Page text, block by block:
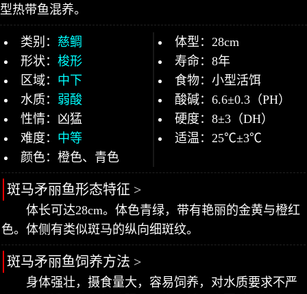
型热带鱼混养。
类别： 慈鲷
形状： 梭形
区域： 中下
水质： 弱酸
性情：凶猛
难度： 中等
颜色：橙色、青色
体型：28cm
寿命：8年
食物：小型活饵
酸碱：6.6±0.3（PH）
硬度：8±3（DH）
适温：25℃±3℃
斑马矛丽鱼形态特征 >
体长可达28cm。体色青绿，带有艳丽的金黄与橙红
色。体侧有类似斑马的纵向细斑纹。
斑马矛丽鱼饲养方法 >
身体强壮，摄食量大，容易饲养，对水质要求不严